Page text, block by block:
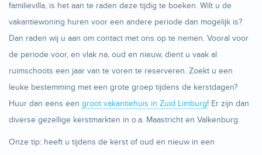
familievilla, is het aan te raden deze tijdig te boeken. Wilt u de
vakantiewoning huren voor een andere periode dan mogelijk is?
Dan raden wij u aan om contact met ons op te nemen. Vooral voor
de periode voor, en vlak na, oud en nieuw, dient u vaak al
ruimschoots een jaar van te voren te reserveren. Zoekt u een
leuke bestemming met een grote groep tijdens de kerstdagen?
Huur dan eens een groot vakantiehuis in Zuid Limburg! Er zijn dan
diverse gezellige kerstmarkten in o.a. Maastricht en Valkenburg.
Onze tip: heeft u tijdens de kerst of oud en nieuw in een